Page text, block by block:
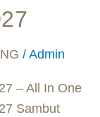
/ Admin
– All In One
Sambut